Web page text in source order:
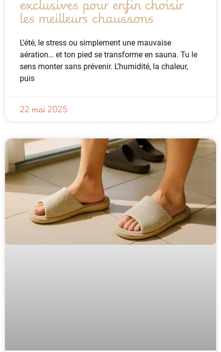
exclusives pour enfin choisir
les meilleurs chaussons
L’été, le stress ou simplement une mauvaise
aération… et ton pied se transforme en sauna. Tu le
sens monter sans prévenir. L’humidité, la chaleur,
puis
22 mai 2025